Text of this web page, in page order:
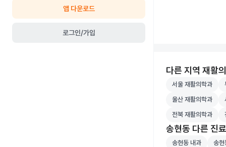
앱 다운로드
로그인/가입
다른 지역 재활
서울 재활의학과
서울 재활의학과
울산 재활의학과
울산 재활의학과
전북 재활의학과
전북 재활의학과
송현동 다른 진
송현동 내과 병원
송현동 내과 송
송현